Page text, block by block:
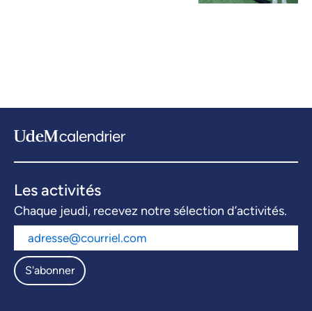
Les activités
Chaque jeudi, recevez notre sélection d’activités.
S'abonner